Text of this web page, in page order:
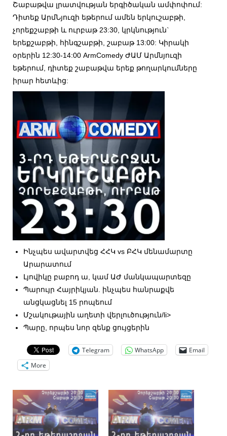
Շաբաթվա լրատվության երգիծական ամփոփում:
Դիտեք ԱրմՆյուզի եթերում ամեն երկուշաբթի,
չորեքշաբթի և ուրբաթ 23:30, կրկնություն`
երեքշաբթի, հինգշաբթի, շաբաթ 13:00: Կիրակի
օրերին 12:30-14:00 ArmComedy ԺԱՄ Արմնյուզի
եթերում, դիտեք շաբաթվա երեք թողարկումները
իրար հետևից:
Ինչպես ավարտվեց ՀՀԿ vs ԲՀԿ մենամարտը
Արարատում
Լյովիկը բաբոդ ա, կամ ԱԺ մանկապարտեզը
Պարույր Հայրիկյան. ինչպես հանրաքվե
անցկացնել 15 րոպեում
Մշակութային աղետի վերլուծություն/li>
Պարը, որպես նոր զենք ցույցերին
Telegram WhatsApp
Email
More